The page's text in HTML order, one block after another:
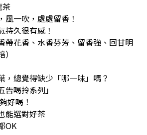
茶
風一吹，處處留香！
持久很有感！
帶花香、水香芬芳、留香強、回甘明
，總覺得缺少「哪一味」嗎？
喝拎系列」
好喝！
能選對好茶
OK